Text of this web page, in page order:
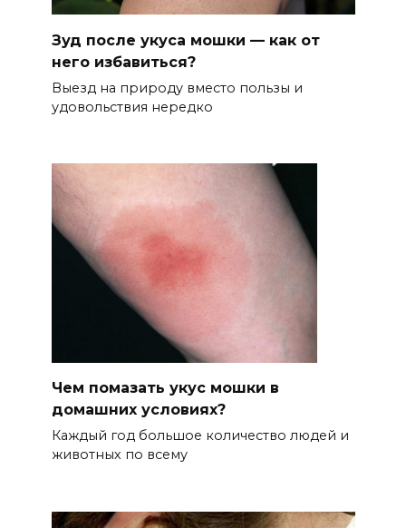
Зуд после укуса мошки — как от
него избавиться?
Выезд на природу вместо пользы и
удовольствия нередко
Чем помазать укус мошки в
домашних условиях?
Каждый год большое количество людей и
животных по всему